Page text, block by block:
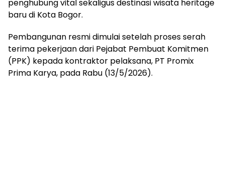
penghubung vital sekaligus destinasi wisata heritage
baru di Kota Bogor.
Pembangunan resmi dimulai setelah proses serah
terima pekerjaan dari Pejabat Pembuat Komitmen
(PPK) kepada kontraktor pelaksana, PT Promix
Prima Karya, pada Rabu (13/5/2026).